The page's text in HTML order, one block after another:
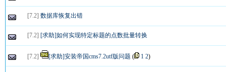
[7.2] 数据库恢复出错
[7.2] [求助]如何实现特定标题的点数批量转换
[7.2] [求助]安装帝国cms7.2utf版问题 ( 1 2)